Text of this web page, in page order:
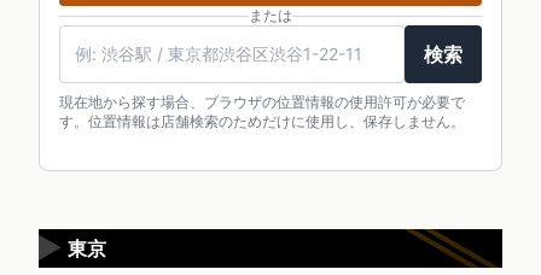
または
検索
現在地から探す場合、ブラウザの位置情報の使用許可が必要で
す。位置情報は店舗検索のためだけに使用し、保存しません。
東京
▶